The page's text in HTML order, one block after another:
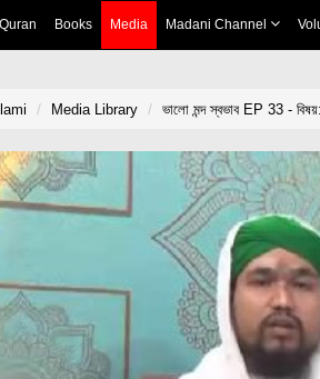
Books Media Madani Channel
Media Library ভালো মন্দ স্বভাব EP 33 -